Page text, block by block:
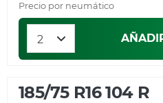
Precio por neumático
185/75 R16 104 R